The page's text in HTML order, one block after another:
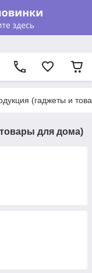
(гаджеты и
для дома)